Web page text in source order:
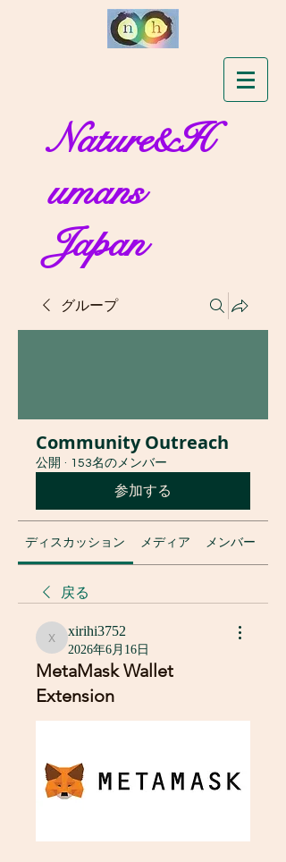
Nature&H
umans
Japan
グループ
Community Outreach
公開 · 153名のメンバー
参加する
ディスカッション メディア メンバー
戻る
xirihi3752
xirihi3752
2026年6月16日
MetaMask Wallet
Extension